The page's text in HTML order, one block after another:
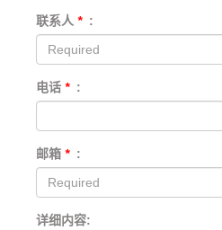
联系人 * :
电话 * :
邮箱 * :
详细内容: